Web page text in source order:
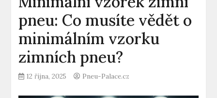
pneu: Co musíte vědět o
minimálním vzorku
zimních pneu?
12 října, 2025 Pneu-Palace.cz